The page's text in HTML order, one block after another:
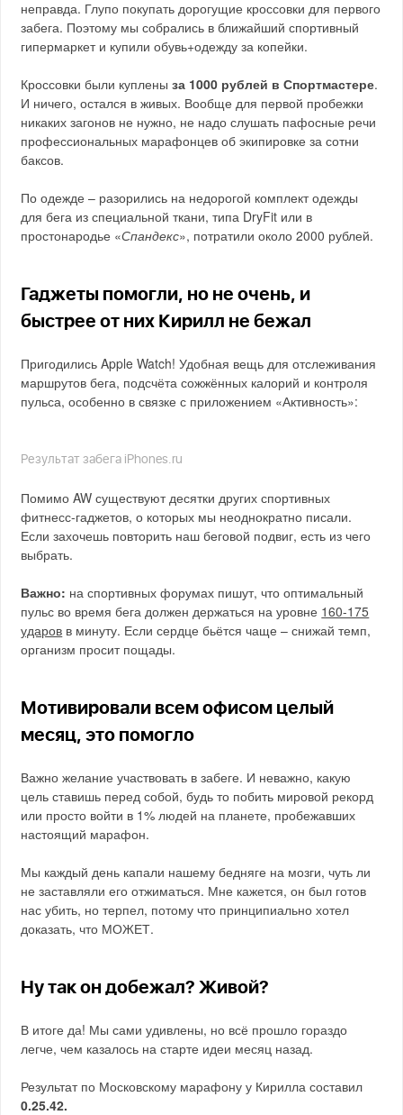
неправда. Глупо покупать дорогущие кроссовки для первого
забега. Поэтому мы собрались в ближайший спортивный
гипермаркет и купили обувь+одежду за копейки.
Кроссовки были купленыза 1000 рублей в Спортмастере.
И ничего, остался в живых. Вообще для первой пробежки
никаких загонов не нужно, не надо слушать пафосные речи
профессиональных марафонцев об экипировке за сотни
баксов.
По одежде – разорились на недорогой комплект одежды
для бега из специальной ткани, типа DryFit или в
простонародье «Спандекс», потратили около 2000 рублей.
Гаджеты помогли, но не очень, и
быстрее от них Кирилл не бежал
Пригодились Apple Watch! Удобная вещь для отслеживания
маршрутов бега, подсчёта сожжённых калорий и контроля
пульса, особенно в связке с приложением «Активность»:
Результат забега iPhones.ru
Помимо AW существуют десятки других спортивных
фитнесс-гаджетов, о которых мы неоднократно писали.
Если захочешь повторить наш беговой подвиг, есть из чего
выбрать.
Важно: на спортивных форумах пишут, что оптимальный
пульс во время бега должен держаться на уровне 160-175
ударов в минуту. Если сердце бьётся чаще – снижай темп,
организм просит пощады.
Мотивировали всем офисом целый
месяц, это помогло
Важно желание участвовать в забеге. И неважно, какую
цель ставишь перед собой, будь то побить мировой рекорд
или просто войти в 1% людей на планете, пробежавших
настоящий марафон.
Мы каждый день капали нашему бедняге на мозги, чуть ли
не заставляли его отжиматься. Мне кажется, он был готов
нас убить, но терпел, потому что принципиально хотел
доказать, что МОЖЕТ.
Ну так он добежал? Живой?
В итоге да! Мы сами удивлены, но всё прошло гораздо
легче, чем казалось на старте идеи месяц назад.
Результат по Московскому марафону у Кирилла составил
0.25.42.